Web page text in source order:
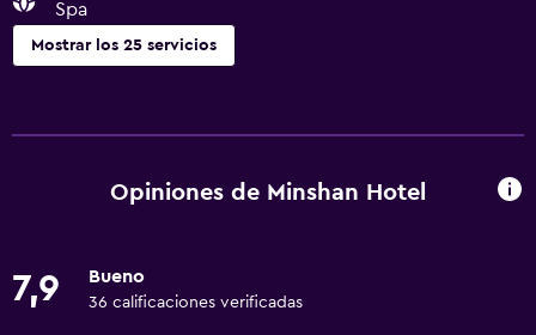
Spa
Mostrar los 25 servicios
Cajero automático/banco
Servicio de habitaciones
Opiniones de Minshan Hotel
7,9 Bueno
36 calificaciones verificadas